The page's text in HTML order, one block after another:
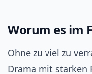
Worum es im
Ohne zu viel zu
Drama mit starken